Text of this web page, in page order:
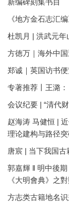
新编碑刻集书目
《地方金石志汇
杜凯月 | 洪武元
方徳万｜海外中
郑诚｜英国访书
专著推荐丨王潞：
会议纪要 | “清代
赵海涛 马健恒 |
理论建构与路径突
唐宸 | 当下我国
郭嘉輝 ‖ 明中後
《大明會典》之
方志类古籍地名